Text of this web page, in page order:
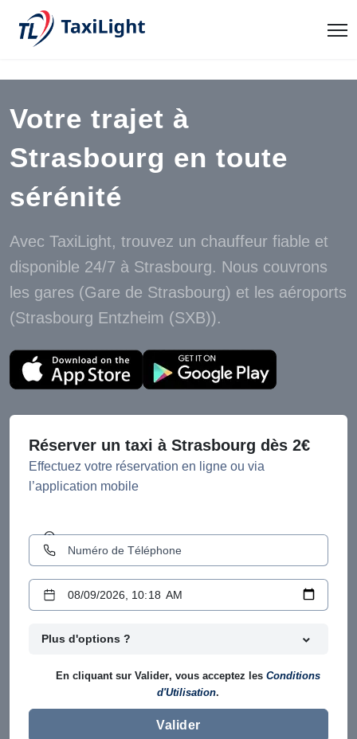
Réserver un taxi à Strasbourg dès 2€
Effectuez votre réservation en ligne ou via
l’application mobile
Plus d'options ?
En cliquant sur Valider, vous acceptez les Conditions
d'Utilisation.
Valider
Votre trajet à
Strasbourg en toute
sérénité
Avec TaxiLight, trouvez un chauffeur fiable et
disponible 24/7 à Strasbourg. Nous couvrons
les gares (Gare de Strasbourg) et les aéroports
(Strasbourg Entzheim (SXB)).